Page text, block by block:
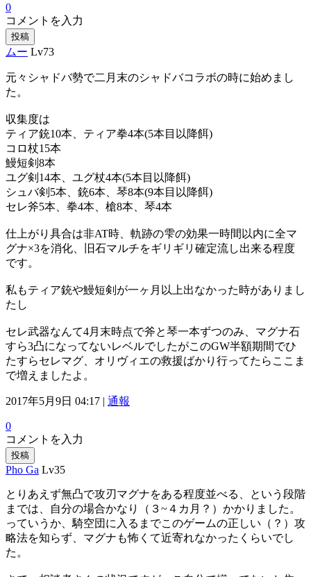
0
コメントを入力
投稿
ムー Lv73
元々シャドバ勢で二月末のシャドバコラボの時に始めまし
た。
収集度は
ティア銃10本、ティア拳4本(5本目以降餌)
コロ杖15本
鰻短剣8本
ユグ剣14本、ユグ杖4本(5本目以降餌)
シュバ剣5本、銃6本、琴8本(9本目以降餌)
セレ斧5本、拳4本、槍8本、琴4本
仕上がり具合は非AT時、軌跡の雫の効果一時間以内に全マ
グナ×3を消化、旧石マルチをギリギリ確定流し出来る程度
です。
私もティア銃や鰻短剣が一ヶ月以上出なかった時がありまし
たし
セレ武器なんて4月末時点で斧と琴一本ずつのみ、マグナ石
すら3凸になってないレベルでしたがこのGW半額期間でひ
たすらセレマグ、オリヴィエの救援ばかり行ってたらここま
で増えましたよ。
2017年5月9日 04:17 | 通報
0
コメントを入力
投稿
Pho Ga Lv35
とりあえず無凸で攻刃マグナをある程度並べる、という段階
までは、自分の場合かなり（３~４カ月？）かかりました。
っていうか、騎空団に入るまでこのゲームの正しい（？）攻
略法を知らず、マグナも怖くて近寄れなかったくらいでし
た。